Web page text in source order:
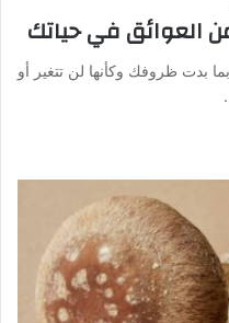
العوائق في حياتك
بدت ظروفك وكأنها لن تتغير أو